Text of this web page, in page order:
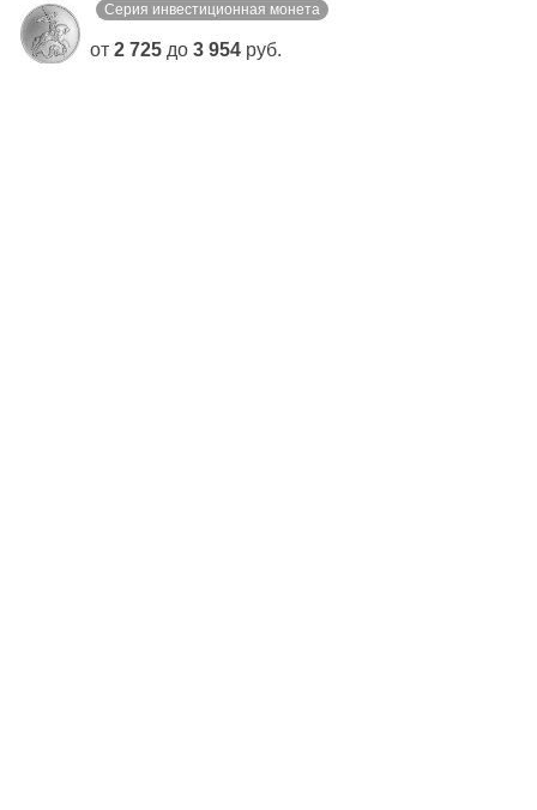
Серия инвестиционная монета
от 2 725 до 3 954 руб.